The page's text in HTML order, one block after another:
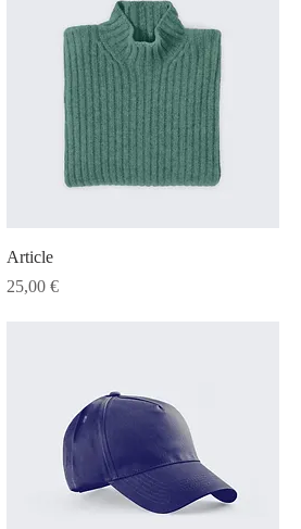
Article
Prix
25,00 €